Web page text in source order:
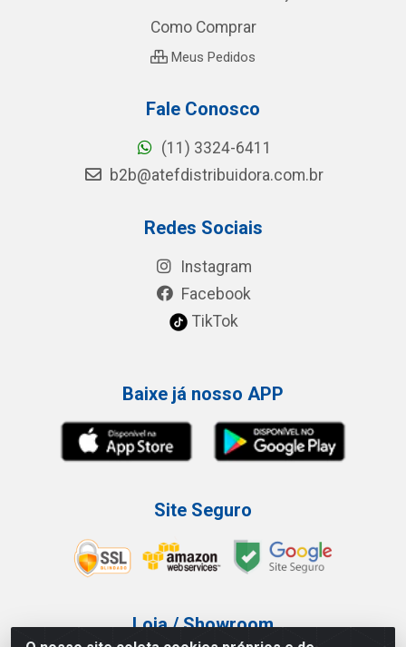
Como Comprar
Meus Pedidos
Fale Conosco
(11) 3324-6411
b2b@atefdistribuidora.com.br
Redes Sociais
Instagram
Facebook
TikTok
Baixe já nosso APP
Site Seguro
Loja / Showroom